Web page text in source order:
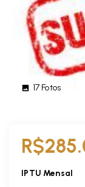
17 Fotos
IPTU Mensal